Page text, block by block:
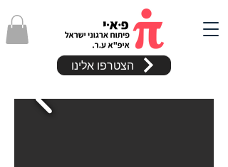
הצטרפו אלינו